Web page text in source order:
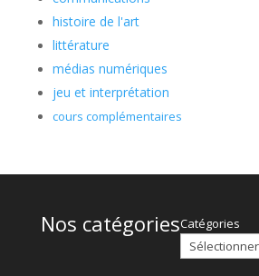
histoire de l'art
littérature
médias numériques
jeu et interprétation
cours complémentaires
Nos catégoriesCatégories